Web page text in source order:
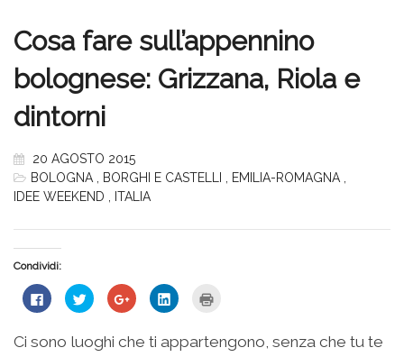
Cosa fare sull’appennino
bolognese: Grizzana, Riola e
dintorni
20 AGOSTO 2015
BOLOGNA
BORGHI E CASTELLI EMILIA-ROMAGNA
IDEE WEEKEND
ITALIA
Condividi:
Fai
clic
su
Facebook
Fai
clic
condividere
su
Fai
clic
condividere
su
Fai
clic
condividere
su
stampare
(Si
Ci sono luoghi che ti appartengono, senza che tu te